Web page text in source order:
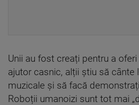
Unii au fost creați pentru a
ajutor casnic, alții știu să cânte
muzicale și să facă
Roboții umanoizi sunt tot mai